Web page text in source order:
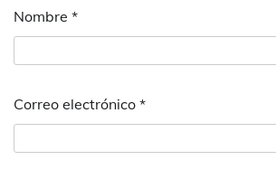
Nombre *
Correo electrónico *